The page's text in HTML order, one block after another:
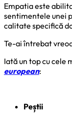
Empatia este
sentimentele unei
calitate specifică
Te-ai întrebat
Iată un top cu cele
european:
Peștii